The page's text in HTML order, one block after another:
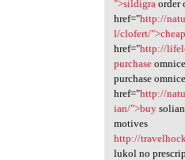
">sildigra order
href="http://
l/clofert/">cheap
href="http://
purchase
purchase
href="http://
ian/">buysolian
motives
http://
lukol no